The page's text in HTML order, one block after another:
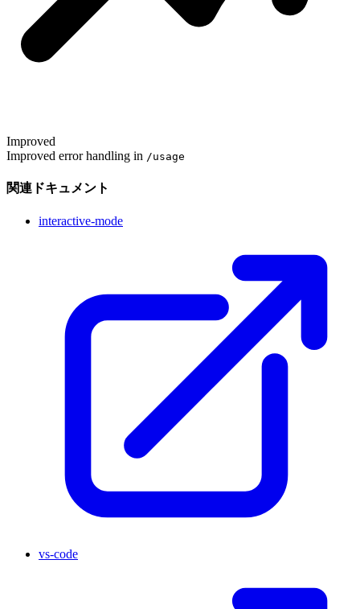
Improved
Improved error handling in /usage
関連ドキュメント
interactive-mode
vs-code